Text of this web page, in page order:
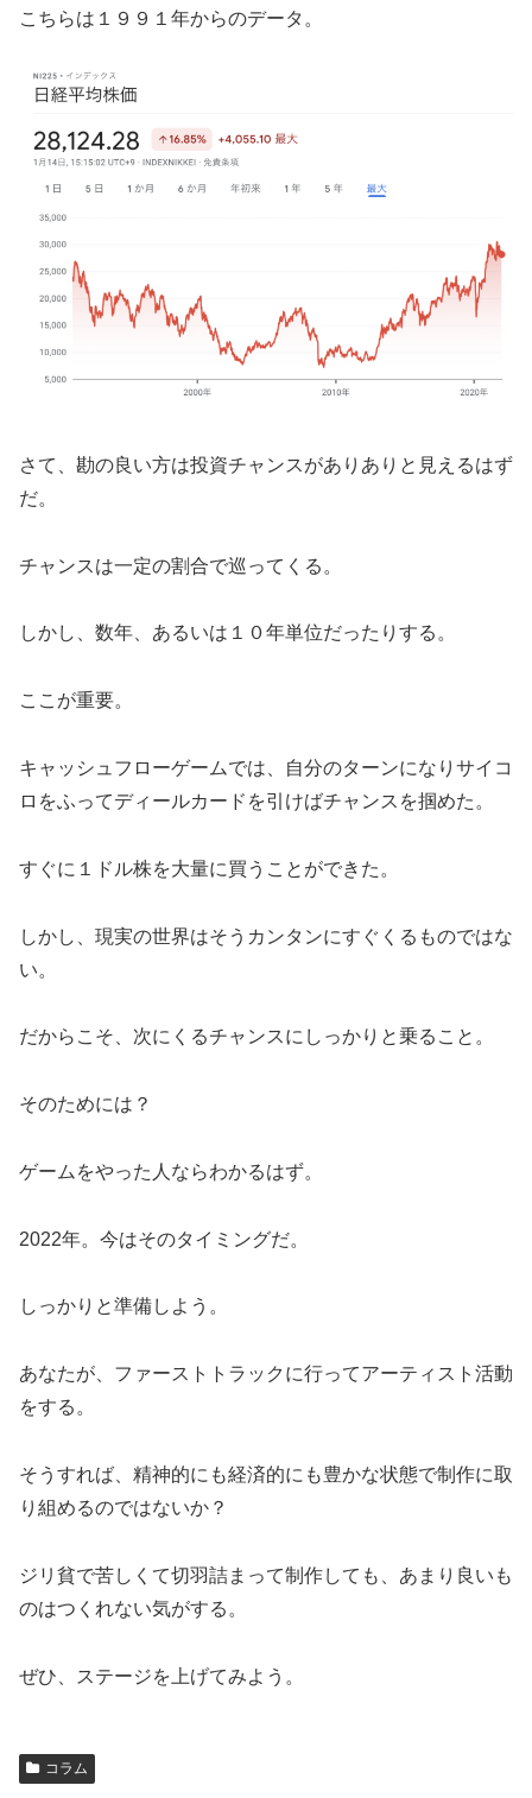
こちらは１９９１年からのデータ。
さて、勘の良い方は投資チャンスがありありと見えるはず
だ。
チャンスは一定の割合で巡ってくる。
しかし、数年、あるいは１０年単位だったりする。
ここが重要。
キャッシュフローゲームでは、自分のターンになりサイコ
ロをふってディールカードを引けばチャンスを掴めた。
すぐに１ドル株を大量に買うことができた。
しかし、現実の世界はそうカンタンにすぐくるものではな
い。
だからこそ、次にくるチャンスにしっかりと乗ること。
そのためには？
ゲームをやった人ならわかるはず。
2022年。今はそのタイミングだ。
しっかりと準備しよう。
あなたが、ファーストトラックに行ってアーティスト活動
をする。
そうすれば、精神的にも経済的にも豊かな状態で制作に取
り組めるのではないか？
ジリ貧で苦しくて切羽詰まって制作しても、あまり良いも
のはつくれない気がする。
ぜひ、ステージを上げてみよう。
コラム